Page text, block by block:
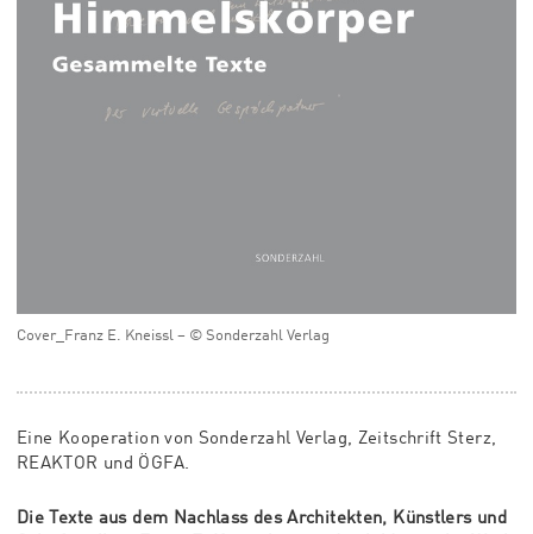
Cover_Franz E. Kneissl – © Sonderzahl Verlag
Eine Kooperation von Sonderzahl Verlag, Zeitschrift Sterz,
REAKTOR und ÖGFA.
Die Texte aus dem Nachlass des Architekten, Künstlers und